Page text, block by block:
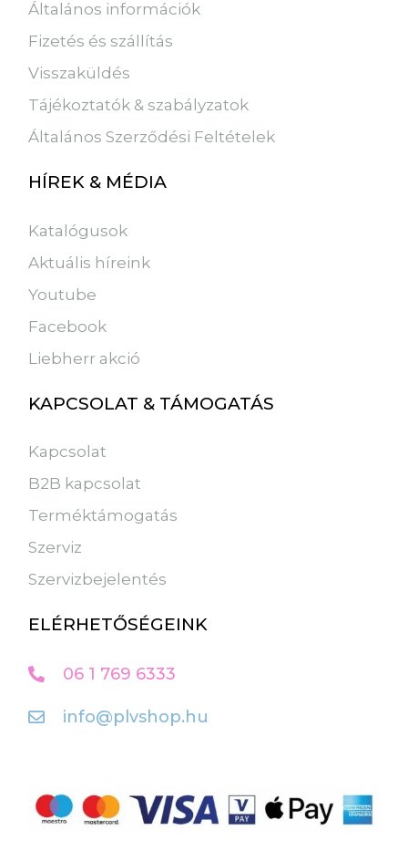
Általános információk
Fizetés és szállítás
Visszaküldés
Tájékoztatók & szabályzatok
Általános Szerződési Feltételek
HÍREK & MÉDIA
Katalógusok
Aktuális híreink
Youtube
Facebook
Liebherr akció
KAPCSOLAT & TÁMOGATÁS
Kapcsolat
B2B kapcsolat
Terméktámogatás
Szerviz
Szervizbejelentés
ELÉRHETŐSÉGEINK
06 1 769 6333
info@plvshop.hu